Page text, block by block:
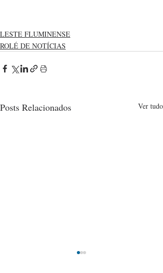
LESTE FLUMINENSE
ROLÉ DE NOTÍCIAS
Posts Relacionados Ver tudo